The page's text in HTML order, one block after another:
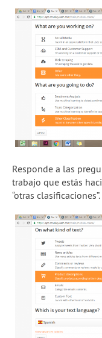
Responde a las
trabajo que estás
“otras clasificaciones”.